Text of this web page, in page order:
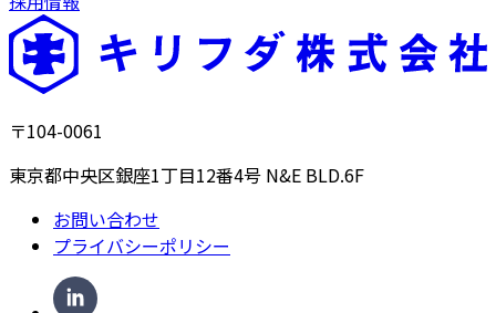
〒104-0061
東京都中央区銀座1丁目12番4号 N&E BLD.6F
お問い合わせ
プライバシーポリシー